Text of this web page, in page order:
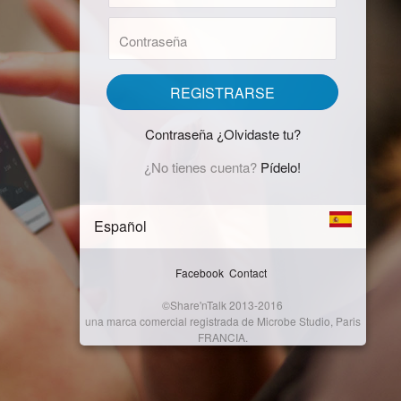
usuario
REGISTRARSE
Contraseña ¿Olvidaste tu?
¿No tienes cuenta? Pídelo!
Español
Facebook Contact
©Share'nTalk 2013-2016
una marca comercial registrada de Microbe Studio, Paris
FRANCIA.